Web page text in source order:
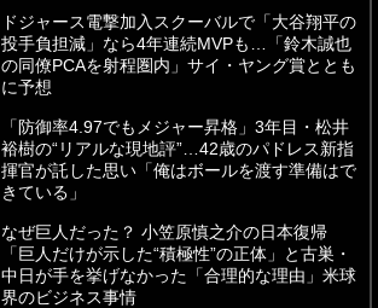
ドジャース電撃加入スクーバルで「大谷翔平の
投手負担減」なら4年連続MVPも…「鈴木誠也
の同僚PCAを射程圏内」サイ・ヤング賞ととも
に予想
「防御率4.97でもメジャー昇格」3年目・松井
裕樹の“リアルな現地評”…42歳のパドレス新指
揮官が託した思い「俺はボールを渡す準備はで
きている」
なぜ巨人だった？ 小笠原慎之介の日本復帰
「巨人だけが示した“積極性”の正体」と古巣・
中日が手を挙げなかった「合理的な理由」米球
界のビジネス事情